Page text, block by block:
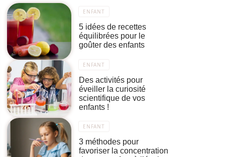
ENFANT
5 idées de recettes
équilibrées pour le
goûter des enfants
ENFANT
Des activités pour
éveiller la curiosité
scientifique de vos
enfants !
ENFANT
3 méthodes pour
favoriser la concentration